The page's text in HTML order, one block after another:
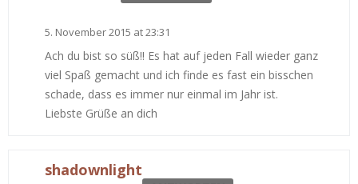
5. November 2015 at 23:31
Ach du bist so süß!! Es hat auf jeden Fall wieder ganz
viel Spaß gemacht und ich finde es fast ein bisschen
schade, dass es immer nur einmal im Jahr ist.
Liebste Grüße an dich
shadownlight